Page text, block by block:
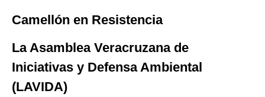
Camellón en Resistencia
La Asamblea Veracruzana de
Iniciativas y Defensa Ambiental
(LAVIDA)